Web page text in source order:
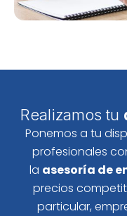
Realizamos tu
Ponemos a tu
profesionales
la asesoría de
precios
particular,